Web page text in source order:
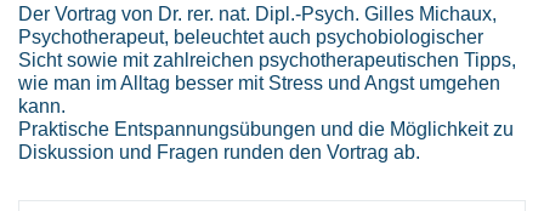
Der Vortrag von Dr. rer. nat. Dipl.-Psych. Gilles Michaux,
Psychotherapeut, beleuchtet auch psychobiologischer
Sicht sowie mit zahlreichen psychotherapeutischen Tipps,
wie man im Alltag besser mit Stress und Angst umgehen
kann.
Praktische Entspannungsübungen und die Möglichkeit zu
Diskussion und Fragen runden den Vortrag ab.